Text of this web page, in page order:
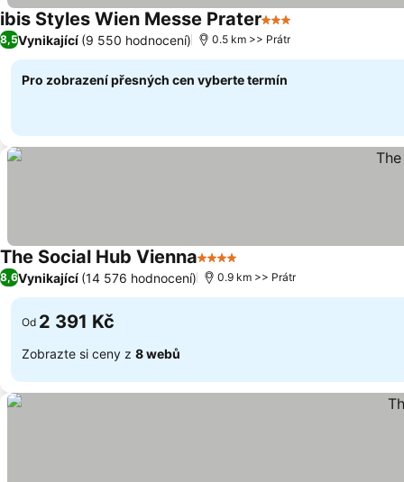
ibis Styles Wien Messe Prater3 Počet hvězdiček
8,5Vynikající (9 550 hodnocení) 0.5 km >> Prátr
Pro zobrazení přesných cen vyberte termín
The Social Hub Vienna4 Počet hvězdiček
8,6Vynikající (14 576 hodnocení) 0.9 km >> Prátr
Od 2 391 Kč
Zobrazte si ceny z 8 webů